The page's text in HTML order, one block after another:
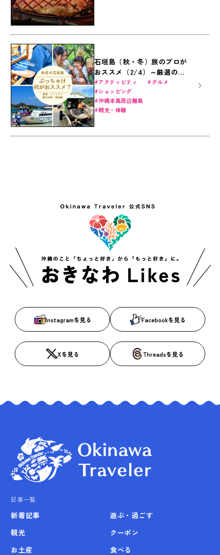
石垣島（秋・冬）旅のプロが
おススメ（2/4）～厳選の観
光体験・施設編～
アクティビティ
グルメ
ショッピング
沖縄本島周辺離島
観光・体験
Instagramを見る Facebookを見る
Xを見る Threadsを見る
記事一覧
新着記事
観光
お土産
遊ぶ・過ごす
クーポン
食べる